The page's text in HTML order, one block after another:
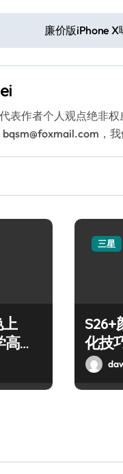
廉价版iPhone
表作者个人观点绝非权
，我
高
三星
S26+
化技